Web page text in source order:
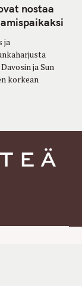
nostaa
ja
ja Sun
korkean